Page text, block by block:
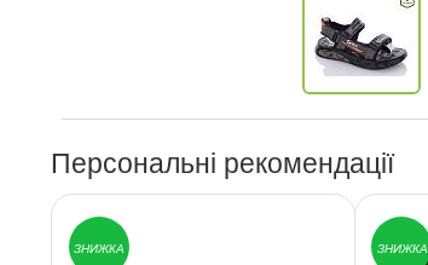
Персональні рекомендації
ЗНИЖКА ЗНИЖКА